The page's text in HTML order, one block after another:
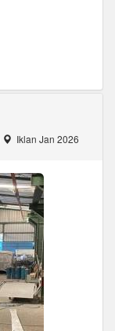
Iklan Jan 2026